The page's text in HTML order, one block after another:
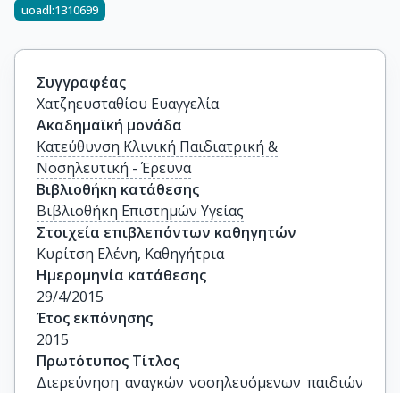
uoadl:1310699
Συγγραφέας
Χατζηευσταθίου Ευαγγελία
Ακαδημαϊκή μονάδα
Κατεύθυνση Κλινική Παιδιατρική &
Νοσηλευτική - Έρευνα
Βιβλιοθήκη κατάθεσης
Βιβλιοθήκη Επιστημών Υγείας
Στοιχεία επιβλεπόντων καθηγητών
Κυρίτση Ελένη, Καθηγήτρια
Ημερομηνία κατάθεσης
29/4/2015
Έτος εκπόνησης
2015
Πρωτότυπος Τίτλος
Διερεύνηση αναγκών νοσηλευόμενων παιδιών